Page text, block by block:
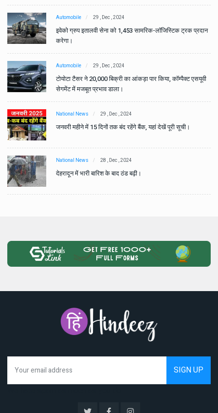
Automobile 29 , Dec , 2024
इवेको ग्रुप इतालवी सेना को 1,453 सामरिक-लॉजिस्टिक ट्रक प्रदान
करेगा।
Automobile 29 , Dec , 2024
टोयोटा टैसर ने 20,000 बिक्री का आंकड़ा पार किया, कॉम्पैक्ट एसयूवी
सेगमेंट में मजबूत प्रभाव डाला।
National News 29 , Dec , 2024
जनवरी महीने में 15 दिनों तक बंद रहेंगे बैंक, यहां देखें पूरी सूची।
National News 28 , Dec , 2024
देहरादून में भारी बारिश के बाद ठंड बढ़ी।